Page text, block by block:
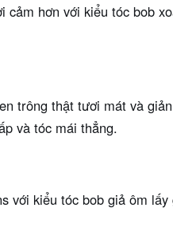
cảm hơn với kiểu tóc bob
trông thật tươi mát và
và tóc mái thẳng.
với kiểu tóc bob giả ôm lấy